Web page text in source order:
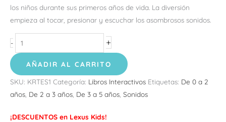
los niños durante sus primeros años de vida. La diversión
empieza al tocar, presionar y escuchar los asombrosos sonidos.
- +
AÑADIR AL CARRITO
SKU: KRTES1 Categoría: Libros Interactivos Etiquetas: De 0 a 2
años, De 2 a 3 años, De 3 a 5 años, Sonidos
¡DESCUENTOS en Lexus Kids!